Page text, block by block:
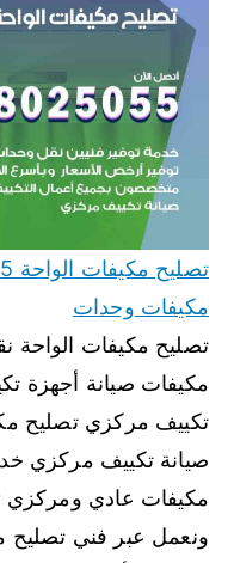
مكيفات وحدات
مكيفات صيانة أجهزة
تكييف مركزي تصليح
صيانة تكييف مركزي
مكيفات عادي ومركزي
ونعمل عبر فني